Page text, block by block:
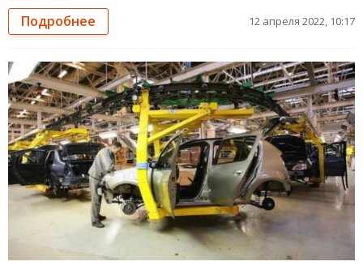
Подробнее 12 апреля 2022, 10:17